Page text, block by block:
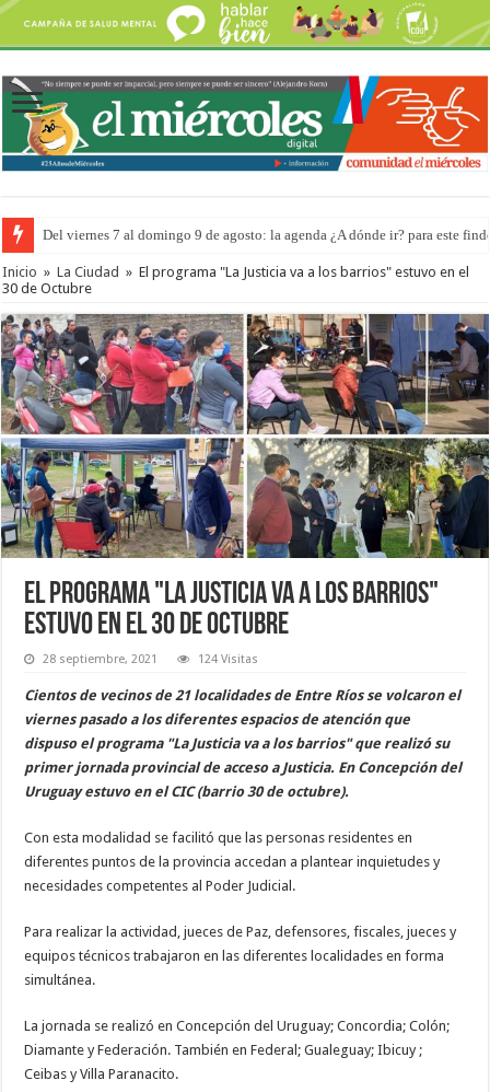
Del viernes 7 al domingo 9 de agosto: la agenda ¿A dónde ir? para este
Inicio » La Ciudad » El programa "La Justicia va a los barrios" estuvo en el
30 de Octubre
El programa "La Justicia va a los barrios"
estuvo en el 30 de Octubre
28 septiembre, 2021 124 Visitas
Cientos de vecinos de 21 localidades de Entre Ríos se volcaron el
viernes pasado a los diferentes espacios de atención que
dispuso el programa "La Justicia va a los barrios" que realizó su
primer jornada provincial de acceso a Justicia. En Concepción del
Uruguay estuvo en el CIC (barrio 30 de octubre).
Con esta modalidad se facilitó que las personas residentes en
diferentes puntos de la provincia accedan a plantear inquietudes y
necesidades competentes al Poder Judicial.
Para realizar la actividad, jueces de Paz, defensores, fiscales, jueces y
equipos técnicos trabajaron en las diferentes localidades en forma
simultánea.
La jornada se realizó en Concepción del Uruguay; Concordia; Colón;
Diamante y Federación. También en Federal; Gualeguay; Ibicuy ;
Ceibas y Villa Paranacito.